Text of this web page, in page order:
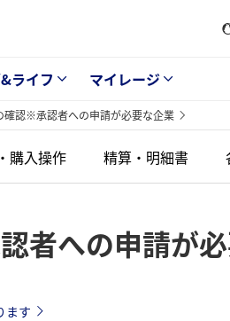
ライフ マイレージ
確認※承認者への申請が必要な企業
購入操作 精算・明細書
者への申請が必
ます